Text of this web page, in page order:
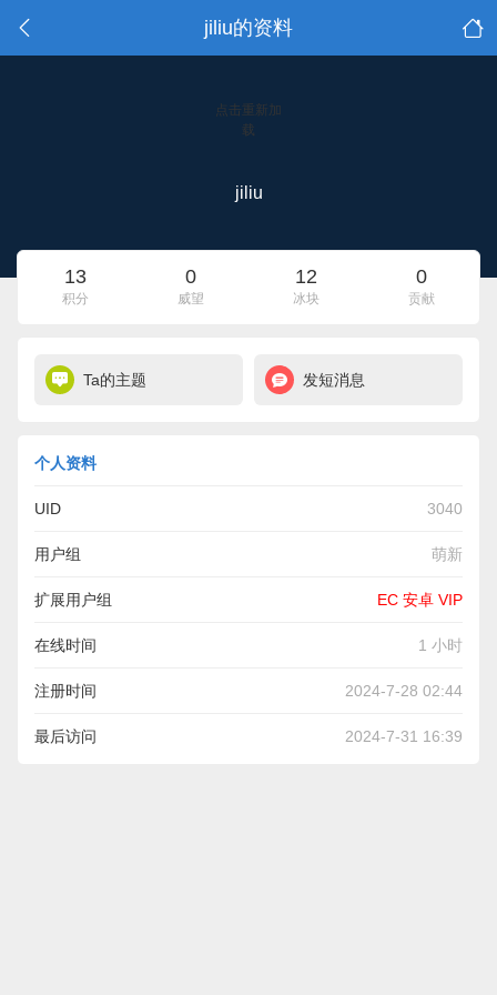
jiliu的资料
点击重新加
载
jiliu
13
积分
0
威望
12
冰块
0
贡献
Ta的主题 发短消息
个人资料
UID 3040
用户组 萌新
扩展用户组 EC 安卓 VIP
在线时间 1 小时
注册时间 2024-7-28 02:44
最后访问 2024-7-31 16:39